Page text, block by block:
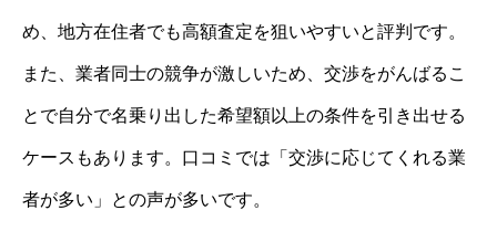
め、地方在住者でも高額査定を狙いやすいと評判です。
また、業者同士の競争が激しいため、交渉をがんばるこ
とで自分で名乗り出した希望額以上の条件を引き出せる
ケースもあります。口コミでは「交渉に応じてくれる業
者が多い」との声が多いです。